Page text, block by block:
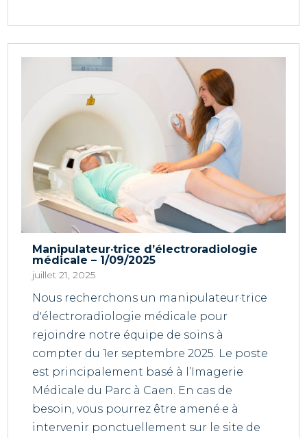
Manipulateur·trice d’électroradiologie
médicale – 1/09/2025
juillet 21, 2025
Nous recherchons un manipulateur·trice
d'électroradiologie médicale pour
rejoindre notre équipe de soins à
compter du 1er septembre 2025. Le poste
est principalement basé à l’Imagerie
Médicale du Parc à Caen. En cas de
besoin, vous pourrez être amené·e à
intervenir ponctuellement sur le site de